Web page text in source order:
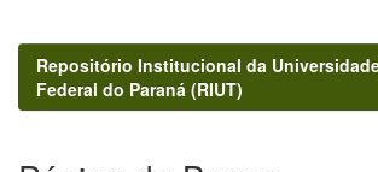
Repositório Institucional da
Federal do Paraná (RIUT)